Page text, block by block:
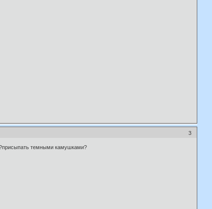
3
темными камушками?